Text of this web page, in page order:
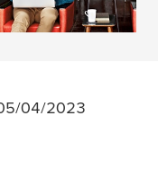
LER MAIS
04/2023